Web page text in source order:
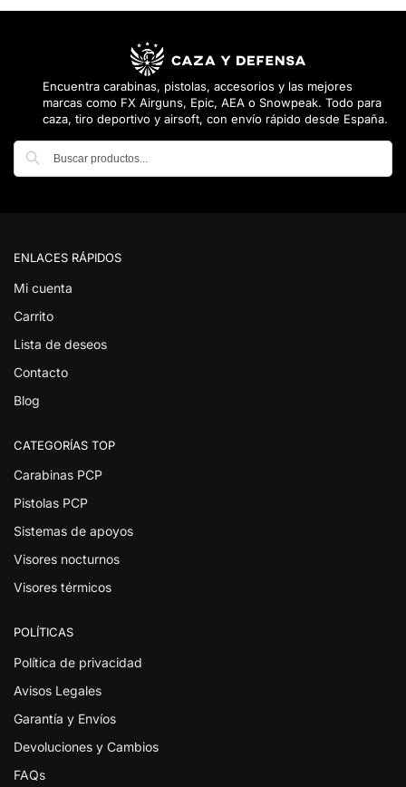
Encuentra carabinas, pistolas, accesorios y las mejores
marcas como FX Airguns, Epic, AEA o Snowpeak. Todo para
caza, tiro deportivo y airsoft, con envío rápido desde España.
ENLACES RÁPIDOS
Mi cuenta
Carrito
Lista de deseos
Contacto
Blog
CATEGORÍAS TOP
Carabinas PCP
Pistolas PCP
Sistemas de apoyos
Visores nocturnos
Visores térmicos
POLÍTICAS
Política de privacidad
Avisos Legales
Garantía y Envíos
Devoluciones y Cambios
FAQs